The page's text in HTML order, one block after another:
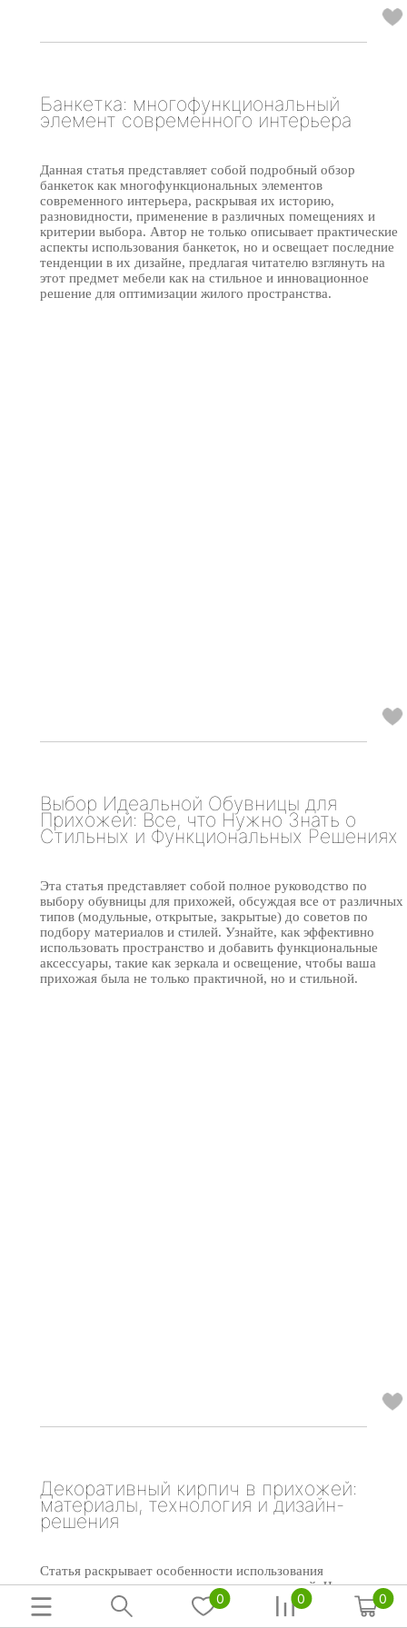
Банкетка: многофункциональный
элемент современного интерьера
Данная статья представляет собой подробный обзор
банкеток как многофункциональных элементов
современного интерьера, раскрывая их историю,
разновидности, применение в различных помещениях и
критерии выбора. Автор не только описывает практические
аспекты использования банкеток, но и освещает последние
тенденции в их дизайне, предлагая читателю взглянуть на
этот предмет мебели как на стильное и инновационное
решение для оптимизации жилого пространства.
Выбор Идеальной Обувницы для
Прихожей: Все, что Нужно Знать о
Стильных и Функциональных Решениях
Эта статья представляет собой полное руководство по
выбору обувницы для прихожей, обсуждая все от различных
типов (модульные, открытые, закрытые) до советов по
подбору материалов и стилей. Узнайте, как эффективно
использовать пространство и добавить функциональные
аксессуары, такие как зеркала и освещение, чтобы ваша
прихожая была не только практичной, но и стильной.
Декоративный кирпич в прихожей:
материалы, технология и дизайн-
решения
Статья раскрывает особенности использования
декоративного кирпича для отделки прихожей. Читатели
узнают о видах декоративной кладки, технологии монтажа, а
также основных преимуществах и недостатках этого
0 0 0